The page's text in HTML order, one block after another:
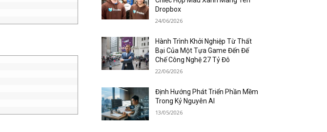
Dropbox
24/06/2026
Hành Trình Khởi Nghiệp Từ Thất
Bại Của Một Tựa Game Đến Đế
Chế Công Nghệ 27 Tỷ Đô
22/06/2026
Định Hướng Phát Triển Phần Mềm
Trong Kỷ Nguyên AI
13/05/2026